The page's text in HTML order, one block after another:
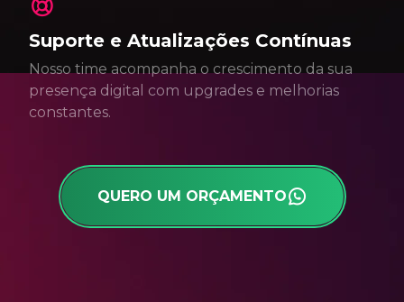
Suporte e Atualizações Contínuas
Nosso time acompanha o crescimento da sua
presença digital com upgrades e melhorias
constantes.
QUERO UM ORÇAMENTO